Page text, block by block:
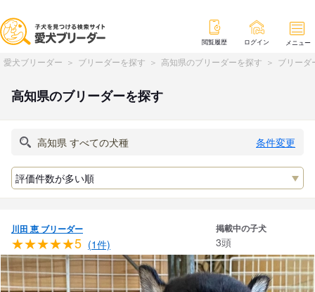
閲覧履歴 ログイン メニュー
愛犬ブリーダー ブリーダーを探す 高知県のブリーダーを探す ブリーダ
高知県のブリーダーを探す
条件変更
川田 恵 ブリーダー
★★★★★5 (1件)
掲載中の子犬
3頭